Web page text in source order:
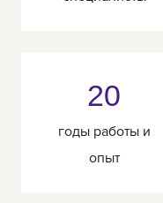
20
годы работы и
опыт